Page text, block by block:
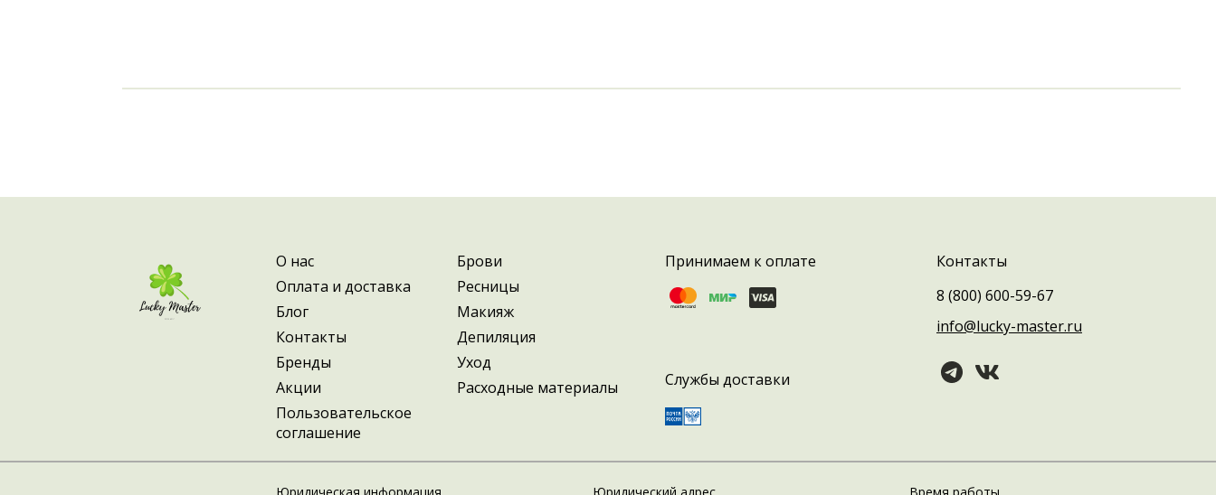
О нас
Оплата и доставка
Блог
Контакты
Бренды
Акции
Пользовательское
соглашение
Брови
Ресницы
Макияж
Депиляция
Уход
Расходные материалы
Принимаем к оплате
Службы доставки
Контакты
8 (800) 600-59-67
info@lucky-master.ru